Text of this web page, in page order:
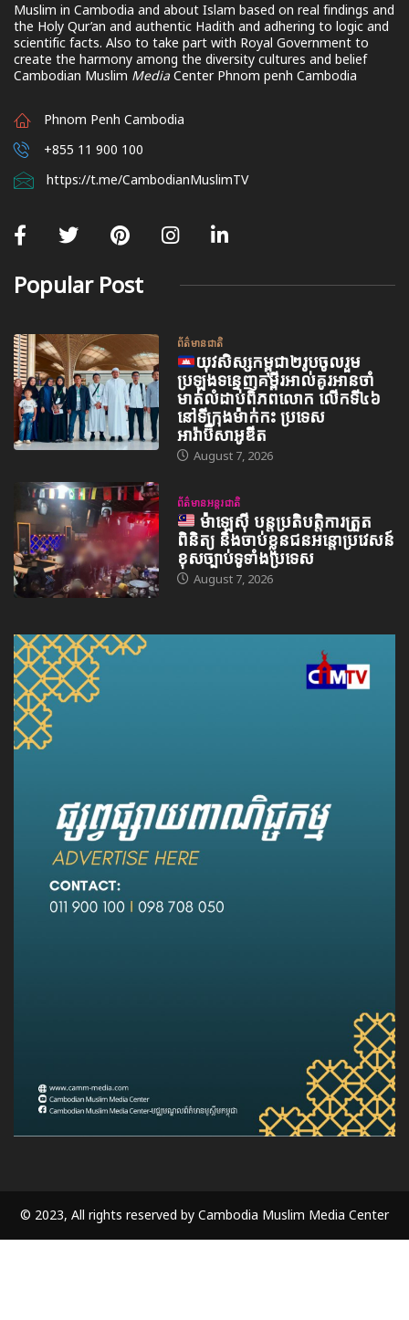
Muslim in Cambodia and about Islam based on real findings and
the Holy Qur’an and authentic Hadith and adhering to logic and
scientific facts. Also to take part with Royal Government to
create the harmony among the diversity cultures and belief
Cambodian Muslim Media Center Phnom penh Cambodia
Phnom Penh Cambodia
+855 11 900 100
https://t.me/CambodianMuslimTV
Popular Post
ព័ត៌មានជាតិ
យុវសិស្សកម្ពុជា២រូបចូលរួម
ប្រឡងទន្ទេញគម្ពីរអាល់គូរអានចាំ
មាត់លំដាប់ពិភពលោក លើកទី៤៦
នៅទីក្រុងម៉ាក់កះ ប្រទេស
អារ៉ាប៊ីសាអូឌីត
August 7, 2026
ព័ត៌មានអន្តរជាតិ
ម៉ាឡេស៊ី បន្តប្រតិបត្តិការត្រួត
ពិនិត្យ និងចាប់ខ្លួនជនអន្តោប្រវេសន៍
ខុសច្បាប់ទូទាំងប្រទេស
August 7, 2026
© 2023, All rights reserved by Cambodia Muslim Media Center